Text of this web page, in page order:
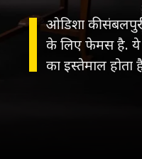
ओडिशा की
के लिए फेमस है. ये
का इस्तेमाल